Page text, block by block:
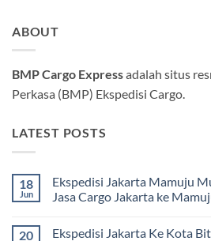
ABOUT
BMP Cargo Expressadalah situs
Perkasa (BMP) Ekspedisi Cargo.
LATEST POSTS
18
Jun
Ekspedisi Jakarta Mamuju
Jasa Cargo Jakarta ke
komentar
20
Ekspedisi Jakarta Ke Kota